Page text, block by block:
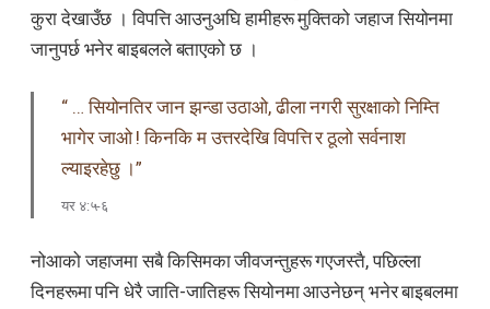
कुरा देखाउँछ । विपत्ति आउनुअघि हामीहरू मुक्तिको जहाज सियोनमा
जानुपर्छ भनेर बाइबलले बताएको छ ।
“ … सियोनतिर जान झन्डा उठाओ, ढीला नगरी सुरक्षाको निम्ति
भागेर जाओ ! किनकि म उत्तरदेखि विपत्ति र ठूलो सर्वनाश
ल्याइरहेछु ।”
यर ४:५-६
नोआको जहाजमा सबै किसिमका जीवजन्तुहरू गएजस्तै, पछिल्ला
दिनहरूमा पनि धेरै जाति-जातिहरू सियोनमा आउनेछन् भनेर बाइबलमा